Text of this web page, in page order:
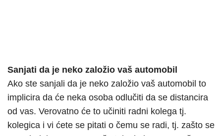
Sanjati da je neko založio vaš automobil
Ako ste sanjali da je neko založio vaš automobil to
implicira da će neka osoba odlučiti da se distancira
od vas. Verovatno će to učiniti radni kolega tj.
kolegica i vi ćete se pitati o čemu se radi, tj. zašto se